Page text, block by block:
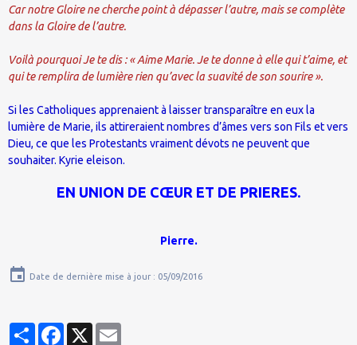
Car notre Gloire ne cherche point à dépasser l’autre, mais se complète
dans la Gloire de l’autre.
Voilà pourquoi Je te dis : « Aime Marie. Je te donne à elle qui t’aime, et
qui te remplira de lumière rien qu’avec la suavité de son sourire ».
Si les Catholiques apprenaient à laisser transparaître en eux la
lumière de Marie, ils attireraient nombres d’âmes vers son Fils et vers
Dieu, ce que les Protestants vraiment dévots ne peuvent que
souhaiter. Kyrie eleison.
EN UNION DE CŒUR ET DE PRIERES.
Pierre.
Date de dernière mise à jour : 05/09/2016
PartagerFacebook
X